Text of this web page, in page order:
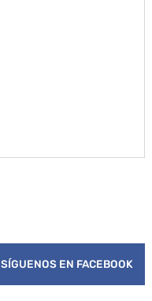
SÍGUENOS EN FACEBOOK